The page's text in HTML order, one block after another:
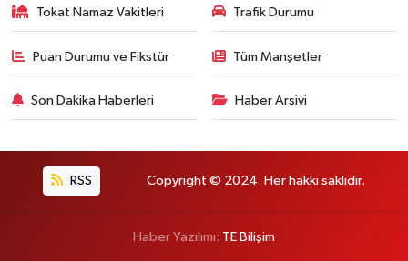
Tokat Namaz Vakitleri Trafik Durumu
Puan Durumu ve Fikstür Tüm Manşetler
Son Dakika Haberleri Haber Arşivi
RSS Copyright © 2024. Her hakkı saklıdır.
Haber Yazılımı: TE Bilişim